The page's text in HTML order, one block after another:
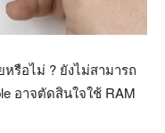
หรือไม่ ? ยังไม่สามารถ
อาจตัดสินใจใช้ RAM